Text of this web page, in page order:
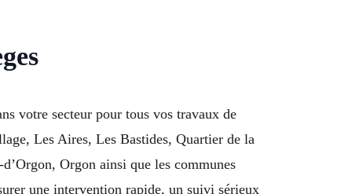
votre secteur pour tous vos travaux de
Les Aires, Les Bastides, Quartier de la
Orgon ainsi que les communes
une intervention rapide, un suivi sérieux